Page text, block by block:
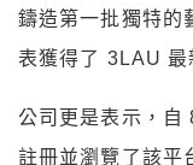
鑄造第一批獨特的
表獲得了 3LAU
公司更是表示，自
註冊並瀏覽了該平